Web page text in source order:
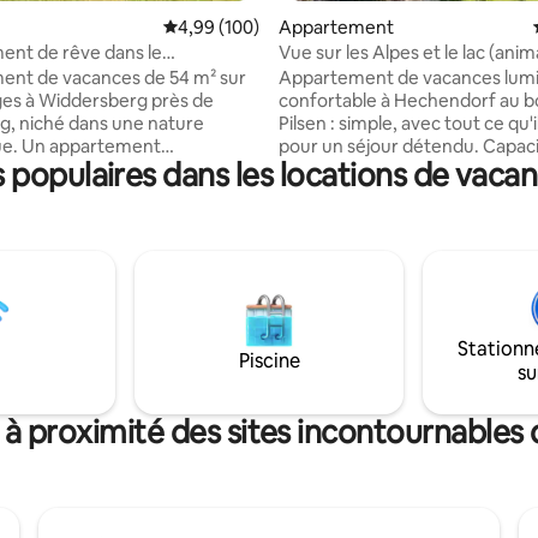
Évaluation moyenne sur la base de 100
4,99 (100)
de rêve dans le
Fünfseenland
de vacances de 54 m² sur
à Widdersberg près de
niché dans une nature
Un appartement
idéal pour 1-2 adultes avec
terrasse orientée à l'est,
détails. Promenades,
cyclisme, natation,
dans les montagnes, art et
les environs et à Munich, ou
esprit vagabonder.
Appartement
Vue sur les Alpes et le lac
acceptés)
Appartement de vacances
confortable à Hechendorf au
Pilsen : simple, avec tout ce
pour un séjour détendu.
d'accueil jusqu'à 6 personnes :
double, 2 sur le canapé-lit, 2
supermarché à 3 min. ; grand
supermarché à 10 minutes en
Les lacs de Pilsen, Wörth et
invitent à la baignade, au vélo
accessible en train de banlieue.
dans les locations de
Piscine
proximité des sites incontournables